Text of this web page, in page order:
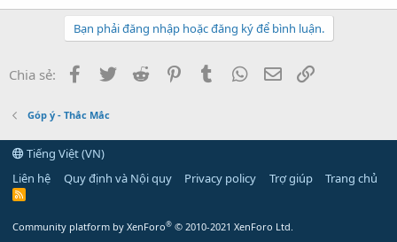
Bạn phải đăng nhập hoặc đăng ký để bình luận.
Chia sẻ: Facebook
Twitter Reddit PinterestTumblr WhatsApp
Email
Góp ý - Thắc Mắc
Tiếng Việt (VN)
Liên hệ
Quy định và Nội quy Privacy policy Trợ giúp Trang chủ
R
Community platform by XenForo® © 2010-2021 XenForo Ltd.